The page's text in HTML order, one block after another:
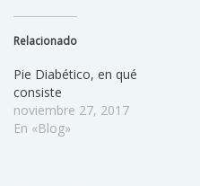
Relacionado
Pie Diabético, en qué
consiste
noviembre 27, 2017
En «Blog»